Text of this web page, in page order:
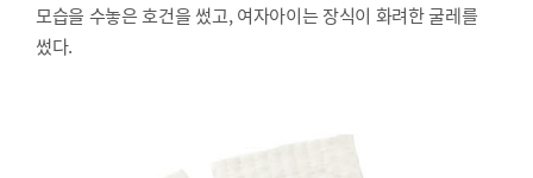
모습을 수놓은 호건을 썼고, 여자아이는 장식이 화려한 굴레를
썼다.